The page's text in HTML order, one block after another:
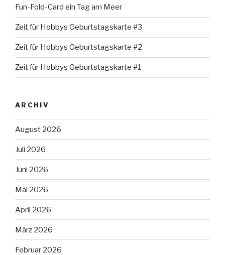
Fun-Fold-Card ein Tag am Meer
Zeit für Hobbys Geburtstagskarte #3
Zeit für Hobbys Geburtstagskarte #2
Zeit für Hobbys Geburtstagskarte #1
ARCHIV
August 2026
Juli 2026
Juni 2026
Mai 2026
April 2026
März 2026
Februar 2026